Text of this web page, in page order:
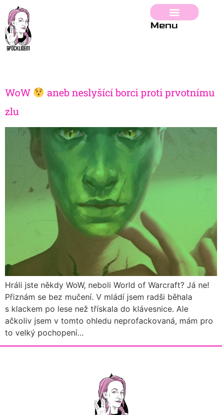
Menu
WoW
aneb neslyšící borci proti prvotnímu
zlu
Hráli jste někdy WoW, neboli World of Warcraft? Já ne!
Přiznám se bez mučení. V mládí jsem radši běhala
s klackem po lese než třískala do klávesnice. Ale
ačkoliv jsem v tomto ohledu neprofackovaná, mám pro
to velký pochopení…